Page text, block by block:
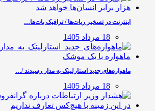
اینترنت در تسخیر ربات‌ها / ترافیک بات‌ها…
18 مرداد 1405
ماهواره‌های جدید استارلینک به مدار رسیدند /…
18 مرداد 1405